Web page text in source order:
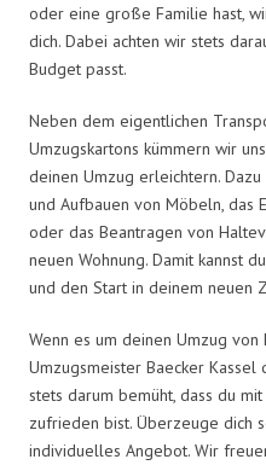
oder eine große Familie hast,
dich. Dabei achten wir stets
Budget passt.
Neben dem eigentlichen
Umzugskartons kümmern wir
deinen Umzug erleichtern.
und Aufbauen von Möbeln, das
oder das Beantragen von
neuen Wohnung. Damit kannst
und den Start in deinem neuen
Wenn es um deinen Umzug
Umzugsmeister Baecker Kassel
stets darum bemüht, dass du
zufrieden bist. Überzeuge dich
individuelles Angebot. Wir